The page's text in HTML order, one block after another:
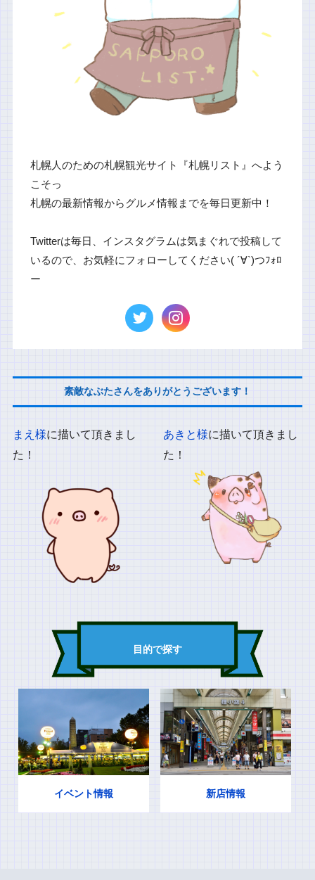
札幌人のための札幌観光サイト『札幌リスト』へよう
こそっ
札幌の最新情報からグルメ情報までを毎日更新中！
Twitterは毎日、インスタグラムは気まぐれで投稿して
いるので、お気軽にフォローしてください( ´∀`)つﾌｫﾛ
ー
素敵なぶたさんをありがとうございます！
まえ様に描いて頂きまし
た！
あきと様に描いて頂きまし
た！
目的で探す
イベント情報 新店情報